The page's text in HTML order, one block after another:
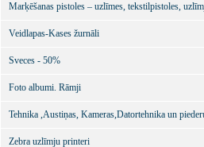
Marķēšanas pistoles – uzlīmes, tekstilpistoles,
Veidlapas-Kases žurnāli
Sveces - 50%
Foto albumi. Rāmji
Tehnika ,Austiņas, Kameras,Datortehnika un
Zebra uzlīmju printeri